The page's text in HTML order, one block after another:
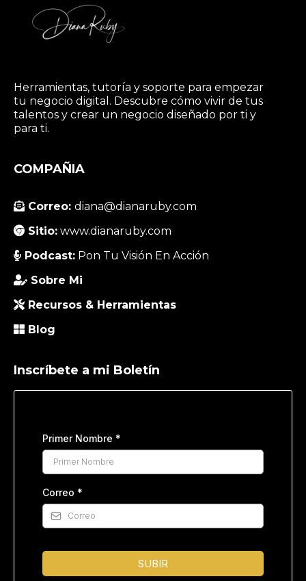
Herramientas, tutoría y soporte para empezar
tu negocio digital. Descubre cómo vivir de tus
talentos y crear un negocio diseñado por ti y
para ti.
COMPAÑIA
Correo: diana@dianaruby.com
Sitio: www.dianaruby.com
Podcast: Pon Tu Visión En Acción
Sobre Mi
Recursos & Herramientas
Blog
Inscríbete a mi Boletín
Primer Nombre *
Correo *
SUBIR